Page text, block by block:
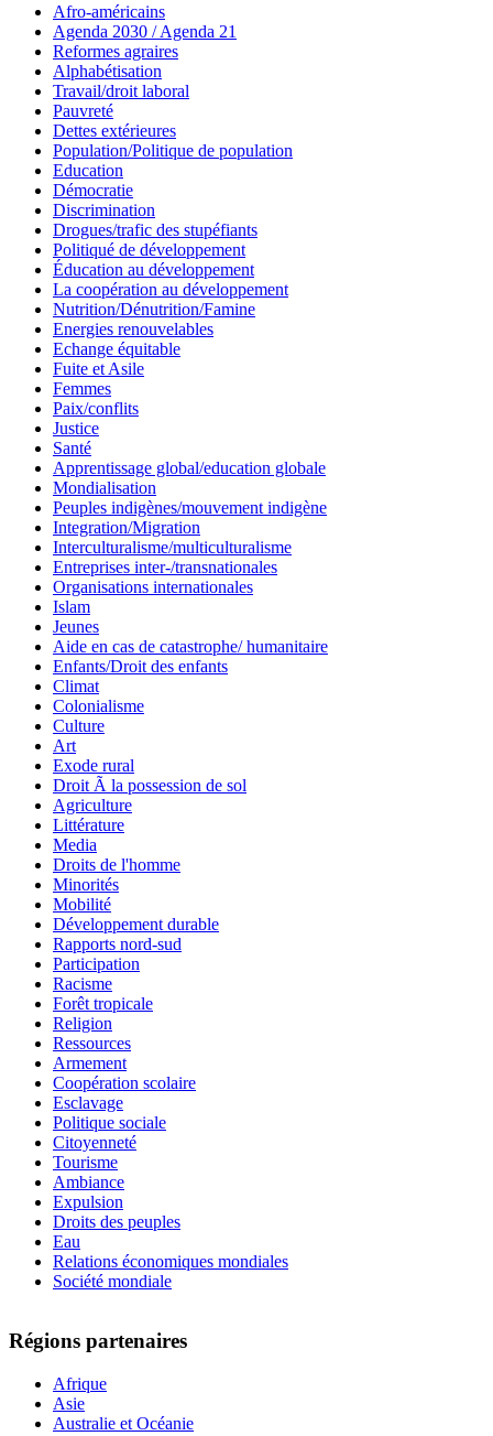
Afro-américains
Agenda 2030 / Agenda 21
Reformes agraires
Alphabétisation
Travail/droit laboral
Pauvreté
Dettes extérieures
Population/Politique de population
Education
Démocratie
Discrimination
Drogues/trafic des stupéfiants
Politiqué de développement
Éducation au développement
La coopération au développement
Nutrition/Dénutrition/Famine
Energies renouvelables
Echange équitable
Fuite et Asile
Femmes
Paix/conflits
Justice
Santé
Apprentissage global/education globale
Mondialisation
Peuples indigènes/mouvement indigène
Integration/Migration
Interculturalisme/multiculturalisme
Entreprises inter-/transnationales
Organisations internationales
Islam
Jeunes
Aide en cas de catastrophe/ humanitaire
Enfants/Droit des enfants
Climat
Colonialisme
Culture
Art
Exode rural
Droit Ã la possession de sol
Agriculture
Littérature
Media
Droits de l'homme
Minorités
Mobilité
Développement durable
Rapports nord-sud
Participation
Racisme
Forêt tropicale
Religion
Ressources
Armement
Coopération scolaire
Esclavage
Politique sociale
Citoyenneté
Tourisme
Ambiance
Expulsion
Droits des peuples
Eau
Relations économiques mondiales
Société mondiale
Régions partenaires
Afrique
Asie
Australie et Océanie